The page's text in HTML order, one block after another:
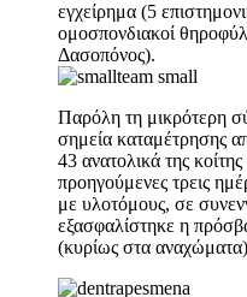
εγχείρημα (5
ομοσπονδιακοί
Δασοπόνος).
Παρόλη τη μικρότερη
σημεία καταμέτρησης
43 ανατολικά της
προηγούμενες τρεις
με υλοτόμους, σε
εξασφαλίστηκε η
(κυρίως στα